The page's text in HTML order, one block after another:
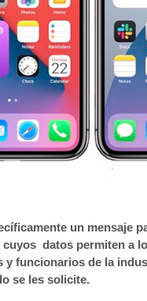
un mensaje
datos permiten a
funcionarios de la
se les solicite.